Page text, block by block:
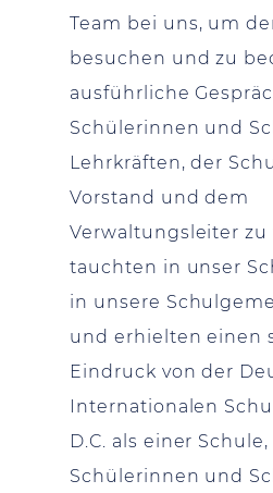
Team bei uns, um
besuchen und zu
ausführliche
Schülerinnen und
Lehrkräften, der
Vorstand und dem
Verwaltungsleiter zu
tauchten in unser
in unsere
und erhielten einen
Eindruck von der
Internationalen
D.C. als einer
Schülerinnen und